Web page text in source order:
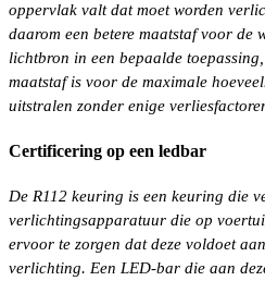
oppervlak valt dat moet worden
daarom een betere maatstaf voor de
lichtbron in een bepaalde
maatstaf is voor de maximale
uitstralen zonder enige
Certificering op een ledbar
De R112 keuring is een keuring die
verlichtingsapparatuur die op
ervoor te zorgen dat deze voldoet
verlichting. Een LED-bar die aan